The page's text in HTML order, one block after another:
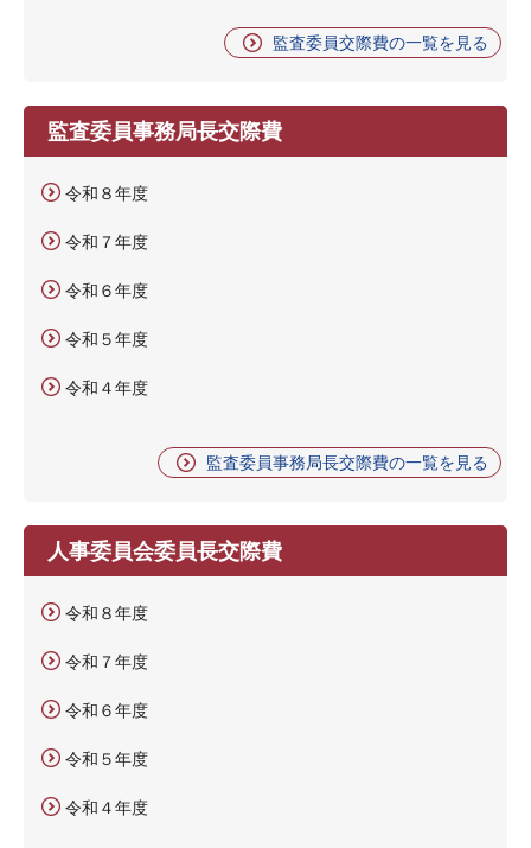
監査委員交際費の一覧を見る
監査委員事務局長交際費
令和８年度
令和７年度
令和６年度
令和５年度
令和４年度
監査委員事務局長交際費の一覧を見る
人事委員会委員長交際費
令和８年度
令和７年度
令和６年度
令和５年度
令和４年度